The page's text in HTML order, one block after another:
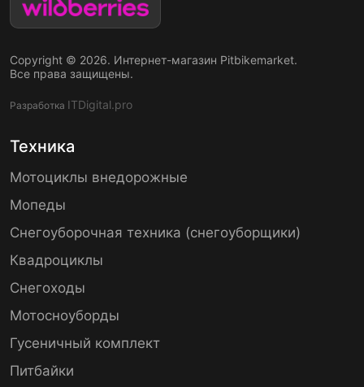
Copyright © 2026. Интернет-магазин Pitbikemarket.
Все права защищены.
Разработка ITDigital.pro
Техника
Мотоциклы внедорожные
Мопеды
Снегоуборочная техника (снегоуборщики)
Квадроциклы
Снегоходы
Мотосноуборды
Гусеничный комплект
Питбайки